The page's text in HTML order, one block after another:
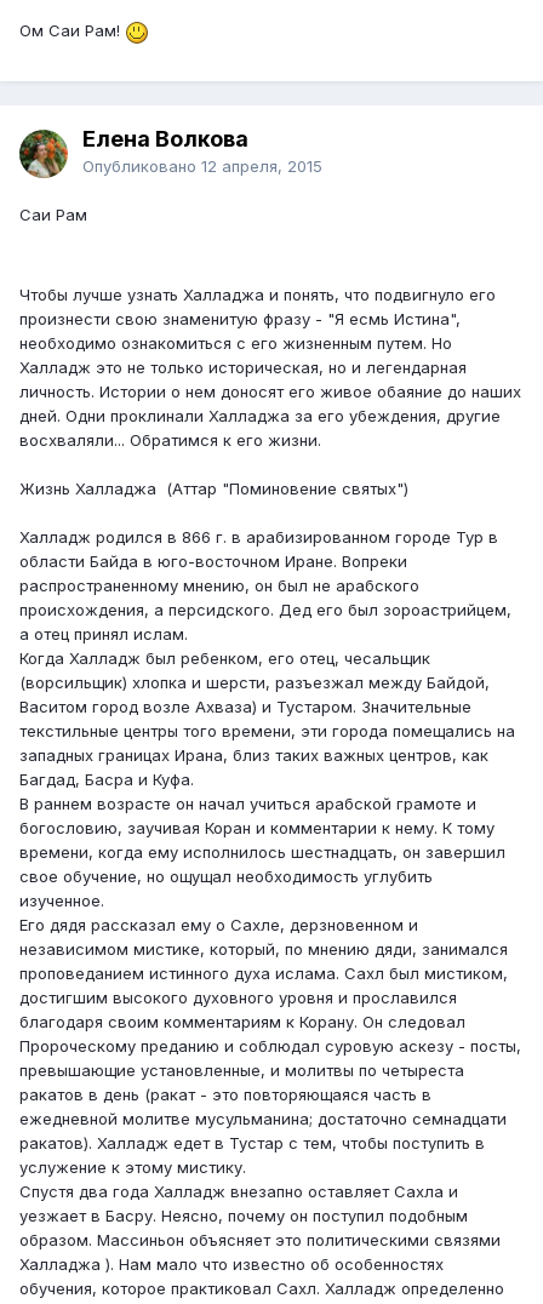
Ом Саи Рам!
Елена Волкова
Опубликовано 12 апреля, 2015
Саи Рам
Чтобы лучше узнать Халладжа и понять, что подвигнуло его
произнести свою знаменитую фразу - "Я есмь Истина",
необходимо ознакомиться с его жизненным путем. Но
Халладж это не только историческая, но и легендарная
личность. Истории о нем доносят его живое обаяние до наших
дней. Одни проклинали Халладжа за его убеждения, другие
восхваляли... Обратимся к его жизни.
Жизнь Халладжа (Аттар "Поминовение святых")
Халладж родился в 866 г. в арабизированном городе Тур в
области Байда в юго-восточном Иране. Вопреки
распространенному мнению, он был не арабского
происхождения, а персидского. Дед его был зороастрийцем,
а отец принял ислам.
Когда Халладж был ребенком, его отец, чесальщик
(ворсильщик) хлопка и шерсти, разъезжал между Байдой,
Васитом город возле Ахваза) и Тустаром. Значительные
текстильные центры того времени, эти города помещались на
западных границах Ирана, близ таких важных центров, как
Багдад, Басра и Куфа.
В раннем возрасте он начал учиться арабской грамоте и
богословию, заучивая Коран и комментарии к нему. К тому
времени, когда ему исполнилось шестнадцать, он завершил
свое обучение, но ощущал необходимость углубить
изученное.
Его дядя рассказал ему о Сахле, дерзновенном и
независимом мистике, который, по мнению дяди, занимался
проповеданием истинного духа ислама. Сахл был мистиком,
достигшим высокого духовного уровня и прославился
благодаря своим комментариям к Корану. Он следовал
Пророческому преданию и соблюдал суровую аскезу - посты,
превышающие установленные, и молитвы по четыреста
ракатов в день (ракат - это повторяющаяся часть в
ежедневной молитве мусульманина; достаточно семнадцати
ракатов). Халладж едет в Тустар с тем, чтобы поступить в
услужение к этому мистику.
Спустя два года Халладж внезапно оставляет Сахла и
уезжает в Басру. Неясно, почему он поступил подобным
образом. Массиньон объясняет это политическими связями
Халладжа ). Нам мало что известно об особенностях
обучения, которое практиковал Сахл. Халладж определенно